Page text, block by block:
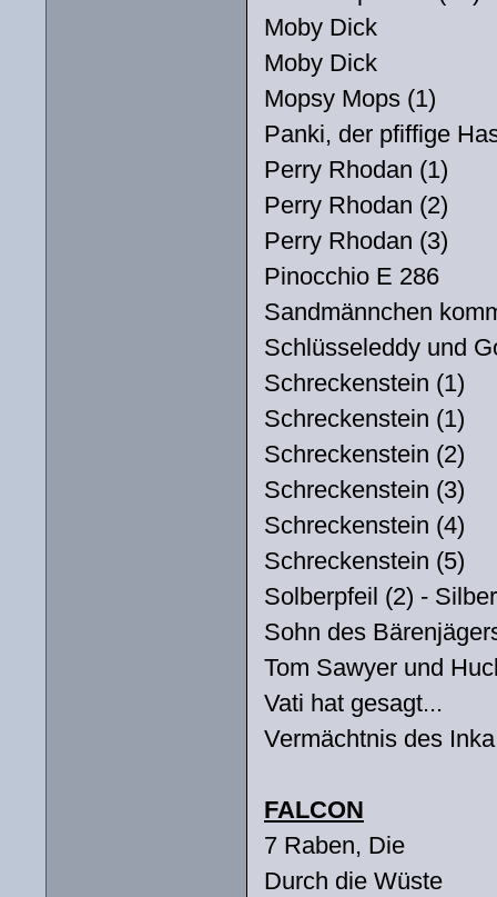
Moby Dick
Moby Dick
Mopsy Mops (1)
Panki, der pfiffige
Perry Rhodan (1)
Perry Rhodan (2)
Perry Rhodan (3)
Pinocchio E 286
Sandmännchen
Schlüsseleddy und
Schreckenstein (1)
Schreckenstein (1)
Schreckenstein (2)
Schreckenstein (3)
Schreckenstein (4)
Schreckenstein (5)
Solberpfeil (2) -
Sohn des
Tom Sawyer und
Vati hat gesagt...
Vermächtnis des
FALCON
7 Raben, Die
Durch die Wüste